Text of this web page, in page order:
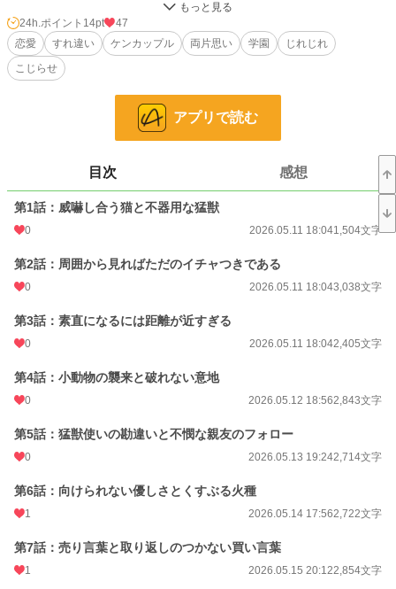
親に決められた婚約という義務の中で、二人は隠しきれない愛情と独占欲ですれ
違う。
そこに学園のイベントや、恋のライバル？が絡んできて、不器用な二人のすれ違
いはさらにヒートアップしていく。
物語は、そんな二人の心情はもちろん、彼らを取り巻く人の視点進みます。
31,167 位 / 228,850 件
13,280 位 / 66,375 件
お気に入り 22
24h.ポイント
文字数 123,825
初回公開日時 2026.05.11 18:04
年間ポイント
累計ポイント 20,656 pt (70,044 位)
24h.ポイント 14pt
47
恋愛
すれ違い ケンカップル 両片思い 学園
じれじれ
こじらせ
アプリで読む
目次 感想
第1話：威嚇し合う猫と不器用な猛獣
0 2026.05.11 18:041,504文字
第2話：周囲から見ればただのイチャつきである
0 2026.05.11 18:043,038文字
第3話：素直になるには距離が近すぎる
0 2026.05.11 18:042,405文字
第4話：小動物の襲来と破れない意地
0 2026.05.12 18:562,843文字
第5話：猛獣使いの勘違いと不憫な親友のフォロー
0 2026.05.13 19:242,714文字
第6話：向けられない優しさとくすぶる火種
1 2026.05.14 17:562,722文字
第7話：売り言葉と取り返しのつかない買い言葉
1 2026.05.15 20:122,854文字